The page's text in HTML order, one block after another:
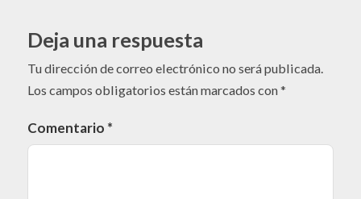
Deja una respuesta
Tu dirección de correo electrónico no será publicada.
Los campos obligatorios están marcados con*
Comentario *